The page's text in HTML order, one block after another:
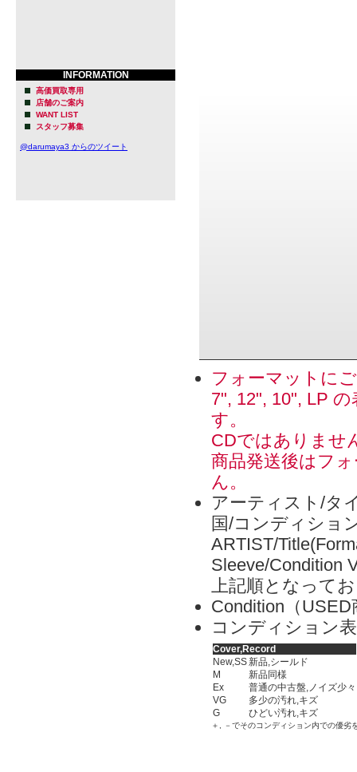
INFORMATION
高価買取専用
店舗のご案内
WANT LIST
スタッフ募集
@darumaya3 からのツイート
フォーマットに
7", 12", 10", LP
す。
CDではありませ
商品発送後はフ
ん。
アーティスト/タ
国/コンディショ
ARTIST/
Sleeve/Condition
上記順となって
Condition（
コンディション
Cover,Record
New,SS新品,シールド
M
新品同様
Ex
普通の中古盤,ノイズ少々
VG
多少の汚れ,キズ
G
ひどい汚れ,キズ
＋, －でそのコンディション内での優劣